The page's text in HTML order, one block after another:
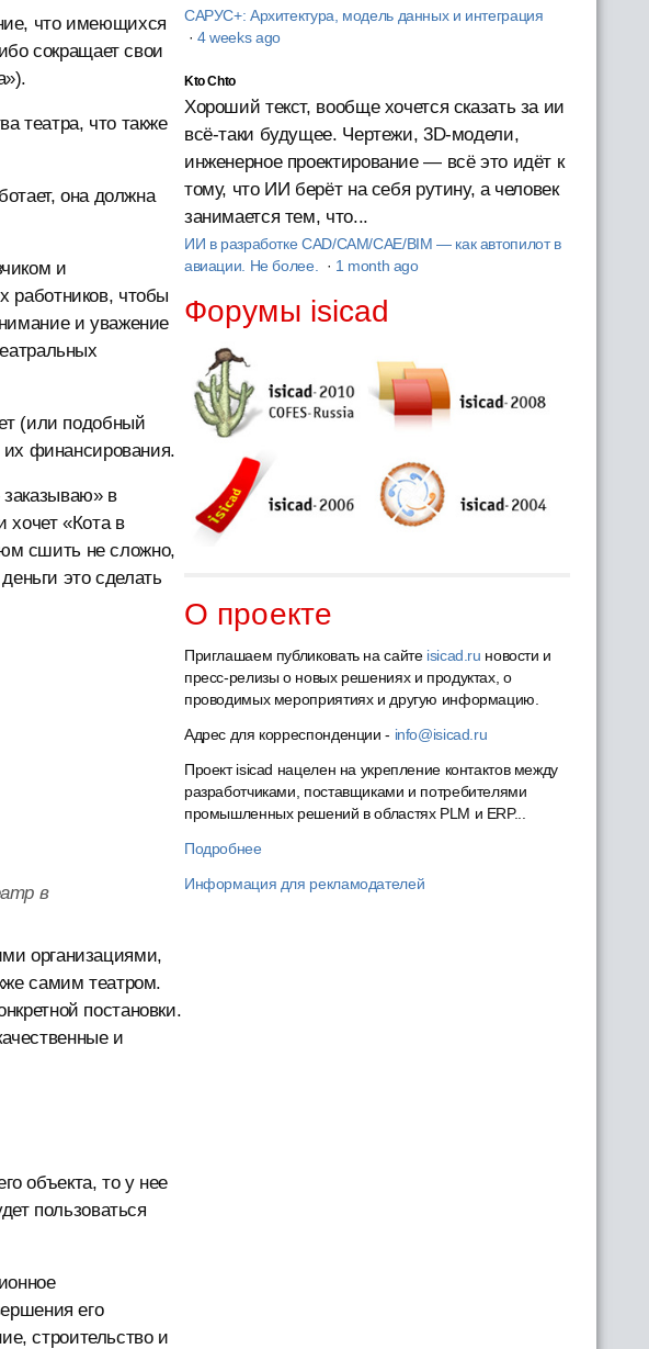
что имеющихся
сокращает свои
театра, что также
она должна
и
работников, чтобы
и уважение
(или подобный
их финансирования.
в
хочет «Кота в
сшить не сложно,
это сделать
в
организациями,
самим театром.
постановки.
и
объекта, то у нее
пользоваться
его
строительство и
САРУС+: Архитектура, модель данных и интеграция
· 4 weeks ago
Kto Chto
Хороший текст, вообще хочется сказать за ии
всё-таки будущее. Чертежи, 3D-модели,
инженерное проектирование — всё это идёт к
тому, что ИИ берёт на себя рутину, а человек
занимается тем, что...
ИИ в разработке CAD/CAM/CAE/BIM — как автопилот в
авиации. Не более.
· 1 month ago
Форумы isicad
О проекте
Приглашаем публиковать на сайте isicad.ru новости и
пресс-релизы о новых решениях и продуктах, о
проводимых мероприятиях и другую информацию.
Адрес для корреспонденции - info@isicad.ru
Проект isicad нацелен на укрепление контактов между
разработчиками, поставщиками и потребителями
промышленных решений в областях PLM и ERP...
Подробнее
Информация для рекламодателей